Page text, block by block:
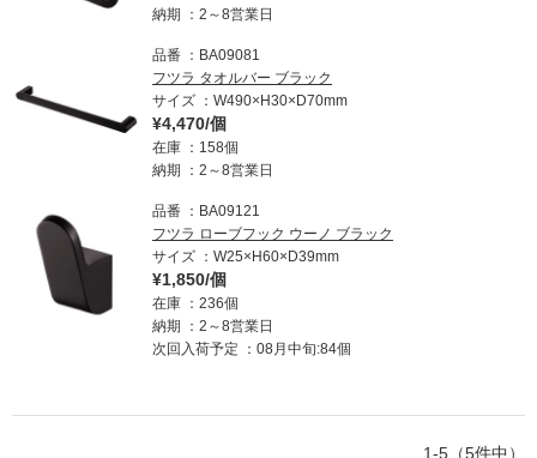
納期
2～8営業日
品番
BA09081
フツラ タオルバー ブラック
サイズ
W490×H30×D70mm
¥4,470/個
在庫
158個
納期
2～8営業日
品番
BA09121
フツラ ローブフック ウーノ ブラック
サイズ
W25×H60×D39mm
¥1,850/個
在庫
236個
納期
2～8営業日
次回入荷予定
08月中旬:84個
1-5（5件中）